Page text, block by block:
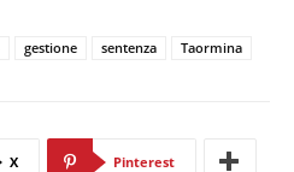
gestione sentenza Taormina
X Pinterest